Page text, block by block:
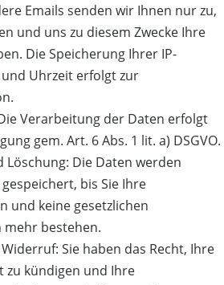
Emails senden wir Ihnen nur zu,
und uns zu diesem Zwecke Ihre
Die Speicherung Ihrer IP-
Uhrzeit erfolgt zur
Verarbeitung der Daten erfolgt
gem. Art. 6 Abs. 1 lit. a) DSGVO.
Löschung: Die Daten werden
bis Sie Ihre
und keine gesetzlichen
bestehen.
Sie haben das Recht, Ihre
zu kündigen und Ihre